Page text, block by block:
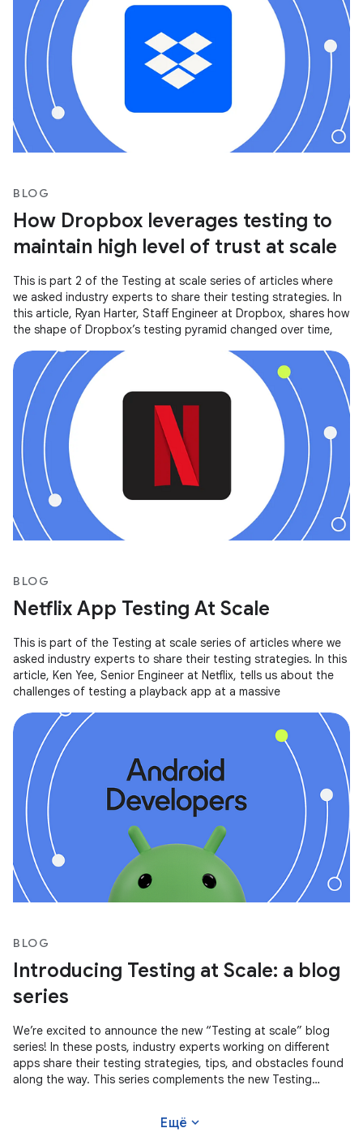
BLOG
How Dropbox leverages testing to
maintain high level of trust at scale
This is part 2 of the Testing at scale series of articles where
we asked industry experts to share their testing strategies. In
this article, Ryan Harter, Staff Engineer at Dropbox, shares how
the shape of Dropbox’s testing pyramid changed over time,
BLOG
Netflix App Testing At Scale
This is part of the Testing at scale series of articles where we
asked industry experts to share their testing strategies. In this
article, Ken Yee, Senior Engineer at Netflix, tells us about the
challenges of testing a playback app at a massive
BLOG
Introducing Testing at Scale: a blog
series
We’re excited to announce the new “Testing at scale” blog
series! In these posts, industry experts working on different
apps share their testing strategies, tips, and obstacles found
along the way. This series complements the new Testing
Ещё expand_more